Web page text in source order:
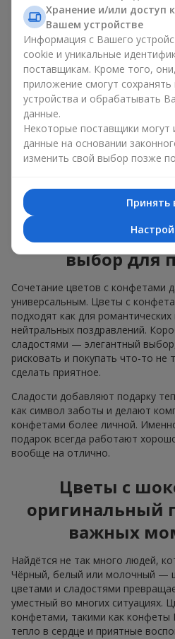
Длякорпоративного
премиальный подарок:
сладостями дополняется
герберамиилиорхидеями
Нежные букеты изэустомы,
альстромериихорошо
Merci, поддерживая
настроение — как
ребёнка или ко Дню всех
Мы поможем вам подобрать
микса и сладостей под ваш
Коробка с
сладостями —
выбор для
Сочетание цветов с конфетами
универсальным. Цветы с
подходят как для
нейтральных поздравлений.
сладостями — элегантный
рисковать и покупать что-то не
сделать приятное.
Сладости добавляют подарку
как символ заботы и делают
конфетами более личной.
подарок всегда работают
вообще на отлично.
Цветы с
оригинальный
важных
Найдётся не так много людей,
Чёрный, белый или молочный —
цветами и сладостями
уместный во многих ситуациях.
конфетами, такими как конфеты
тепло в сердце и приятные
Хранение и/или доступ
Вашем устройстве
Информация с Вашего
cookie и уникальные
поставщикам. Кроме того,
приложение смогут
устройства и обрабатывать
данные.
Некоторые поставщики могут
данные на основании
изменить свой выбор позже
Принять